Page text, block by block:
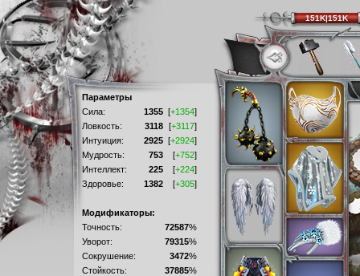
Параметры
Сила:
1355 [+1354]
Ловкость:
3118 [+3117]
Интуиция:
2925 [+2924]
Мудрость:
753 [+752]
Интеллект:
225 [+224]
Здоровье:
1382 [+305]
Модификаторы:
Точность:
72587%
Уворот:
79315%
Сокрушение:
3472%
Стойкость:
37885%
151K|151K